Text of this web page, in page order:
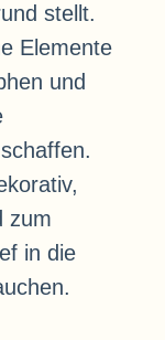
stellt.
Elemente
und
zum
in die